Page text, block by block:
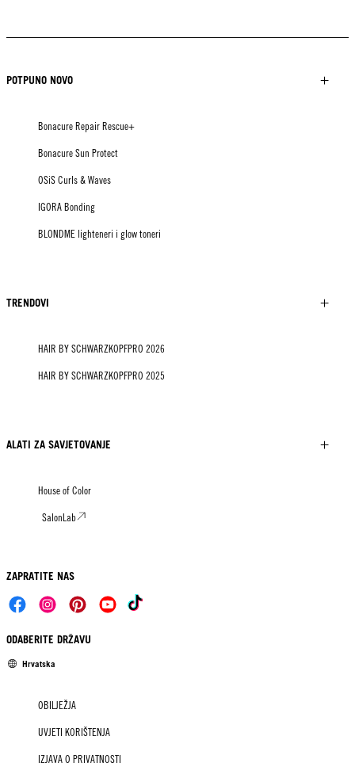
POTPUNO NOVO
Bonacure Repair Rescue+
Bonacure Sun Protect
OSiS Curls & Waves
IGORA Bonding
BLONDME lighteneri i glow toneri
TRENDOVI
HAIR BY SCHWARZKOPFPRO 2026
HAIR BY SCHWARZKOPFPRO 2025
ALATI ZA SAVJETOVANJE
House of Color
SalonLab
ZAPRATITE NAS
ODABERITE DRŽAVU
Hrvatska
OBILJEŽJA
UVJETI KORIŠTENJA
IZJAVA O PRIVATNOSTI